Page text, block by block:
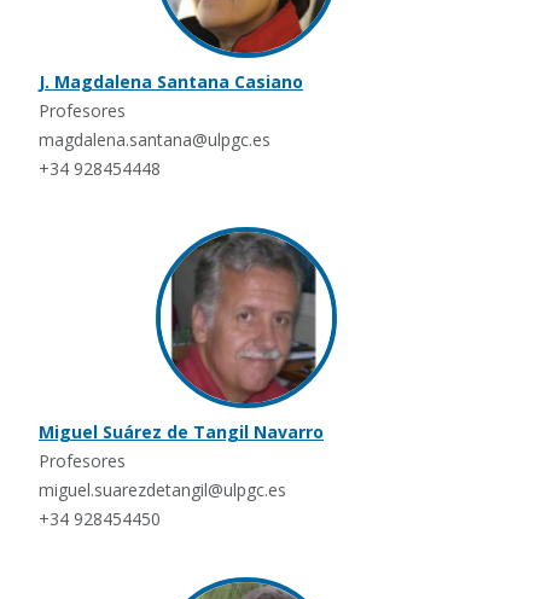
J. Magdalena Santana Casiano
Profesores
magdalena.santana@ulpgc.es
+34 928454448
Miguel Suárez de Tangil Navarro
Profesores
miguel.suarezdetangil@ulpgc.es
+34 928454450